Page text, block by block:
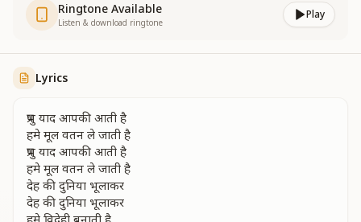
Ringtone Available
Listen & download ringtone
Play
Lyrics
प्रभु याद आपकी आती है
हमे मूल वतन ले जाती है
प्रभु याद आपकी आती है
हमे मूल वतन ले जाती है
देह की दुनिया भूलाकर
देह की दुनिया भूलाकर
हमे विदेही बनाती है